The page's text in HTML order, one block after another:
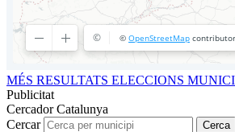
MÉS RESULTATS ELECCIONS
Publicitat
Cercador Catalunya
Cercar
Cerca